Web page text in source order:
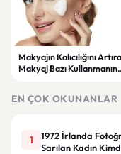
Makyajın Kalıcılığını
Makyaj Bazı Kullanmanın
EN ÇOK OKUNANLAR
1
1972 İrlanda
Sarılan Kadın